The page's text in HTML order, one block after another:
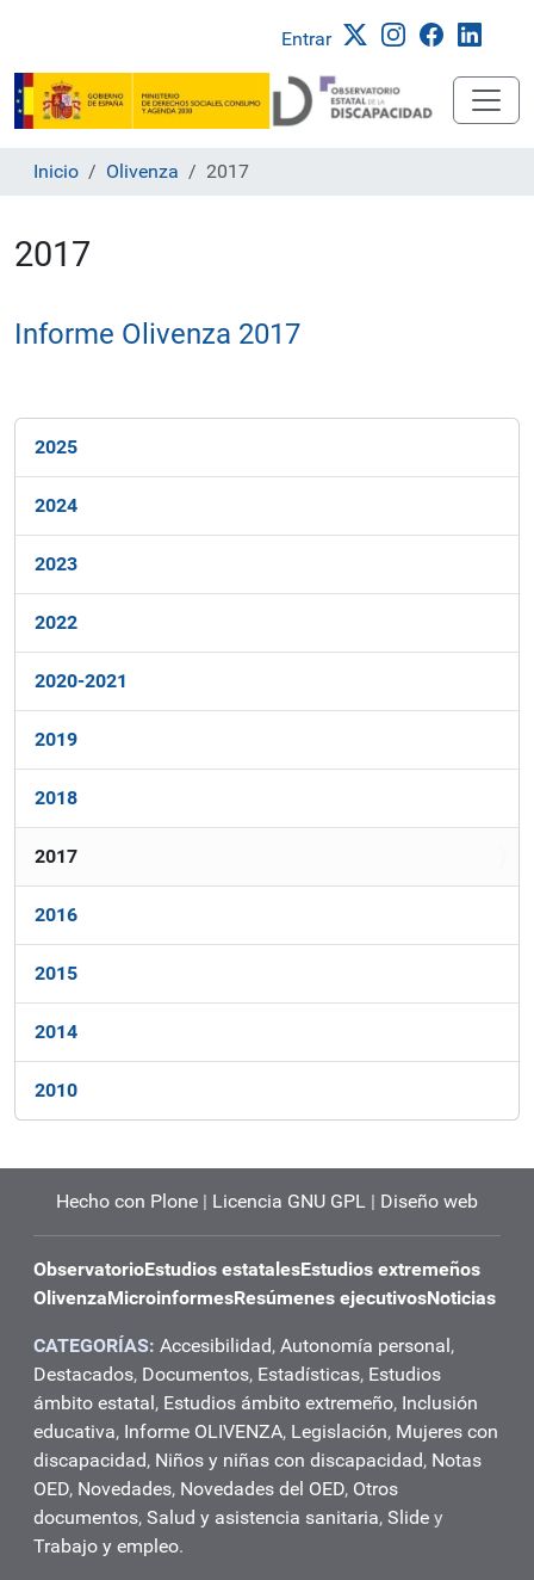
Entrar
Inicio Olivenza 2017
2017
Informe Olivenza 2017
ó
2025
2024
2023
2022
2020-2021
2019
2018
2017
2016
2015
2014
2010
Hecho con Plone | Licencia GNU GPL | Diseño web
ObservatorioEstudios estatalesEstudios extremeños
OlivenzaMicroinformesResúmenes ejecutivosNoticias
CATEGORÍAS: Accesibilidad, Autonomía personal,
Destacados, Documentos, Estadísticas, Estudios
ámbito estatal, Estudios ámbito extremeño, Inclusión
educativa, Informe OLIVENZA, Legislación, Mujeres con
discapacidad, Niños y niñas con discapacidad, Notas
OED, Novedades, Novedades del OED, Otros
documentos, Salud y asistencia sanitaria, Slide y
Trabajo y empleo.